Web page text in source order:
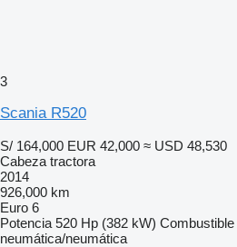
3
Scania R520
S/ 164,000 EUR 42,000 ≈ USD 48,530
Cabeza tractora
2014
926,000 km
Euro 6
Potencia 520 Hp (382 kW) Combustible
neumática/neumática